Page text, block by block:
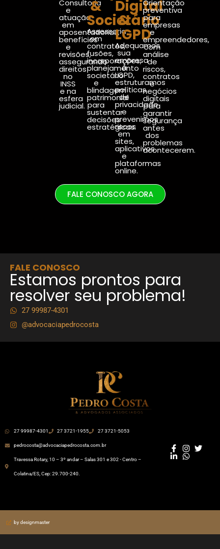
Consultoria
e
atuação
em
aposentadorias,
benefícios
e
revisões,
assegurando
direitos
no
INSS
e na
esfera
judicial.
&
Societário
Assessoria
em
contratos,
fusões,
incorporações,
planejamento
societário
e
blindagem
patrimonial
para
sustentar
decisões
estratégicas.
Digital
&
LGPD
Adequamos
sua
empresa
à
LGPD,
estruturamos
políticas
de
privacidade
e
prevenimos
riscos
em
sites,
aplicativos
e
plataformas
online.
Orientação
preventiva
para
empresas
e
empreendedores,
com
análise
de
riscos,
contratos
e
negócios
digitais
para
garantir
segurança
antes
dos
problemas
acontecerem.
FALE CONOSCO AGORA
FALE CONOSCO
Estamos prontos para
resolver seu problema!
27 99987-4301
@advocaciapedrocosta
27 99987-4301 27 3721-1955 27 3721-5053
pedrocosta@advocaciapedrocosta.com.br
Travessa Rotary, 10 – 3º andar – Salas 301 e 302 - Centro –
Colatina/ES, Cep: 29.700-240.
by designmaster